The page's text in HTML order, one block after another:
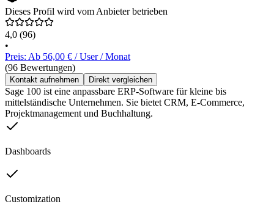
Dieses Profil wird vom Anbieter betrieben
4,0 (96)
•
Preis: Ab 56,00 € / User / Monat
(96 Bewertungen)
Kontakt aufnehmen Direkt vergleichen
Sage 100 ist eine anpassbare ERP-Software für kleine bis
mittelständische Unternehmen. Sie bietet CRM, E-Commerce,
Projektmanagement und Buchhaltung.
Dashboards
Customization